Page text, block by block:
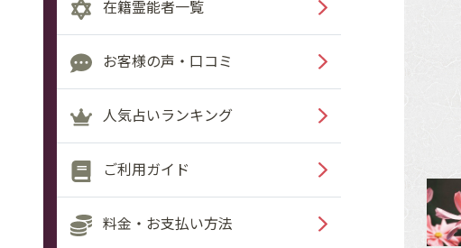
在籍霊能者一覧
お客様の声・口コミ
人気占いランキング
ご利用ガイド
料金・お支払い方法